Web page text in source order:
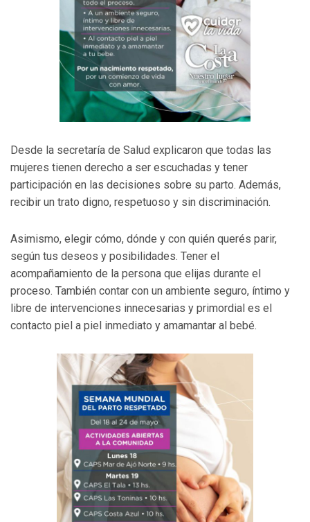
Desde la secretaría de Salud explicaron que todas las
mujeres tienen derecho a ser escuchadas y tener
participación en las decisiones sobre su parto. Además,
recibir un trato digno, respetuoso y sin discriminación.
Asimismo, elegir cómo, dónde y con quién querés parir,
según tus deseos y posibilidades. Tener el
acompañamiento de la persona que elijas durante el
proceso. También contar con un ambiente seguro, íntimo y
libre de intervenciones innecesarias y primordial es el
contacto piel a piel inmediato y amamantar al bebé.